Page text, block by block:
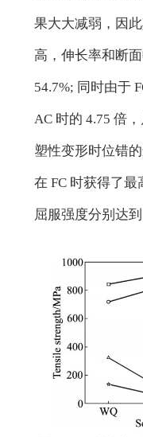
果大大减弱，因
高，伸长率和断
54.7%; 同时由于
AC 时的 4.75 倍
塑性变形时位错
在 FC 时获得了
屈服强度分别达到